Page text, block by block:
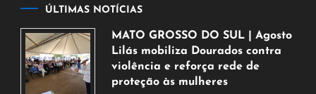
ÚLTIMAS NOTÍCIAS
MATO GROSSO DO SUL | Agosto
Lilás mobiliza Dourados contra
violência e reforça rede de
proteção às mulheres